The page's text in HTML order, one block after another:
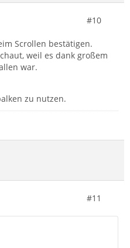
#10
Scrollen bestätigen.
weil es dank großem
war.
zu nutzen.
#11